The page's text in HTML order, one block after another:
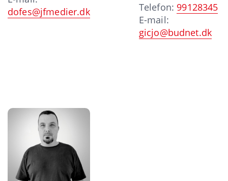
dofes@jfmedier.dk
Telefon: 99128345
E-mail:
gicjo@budnet.dk